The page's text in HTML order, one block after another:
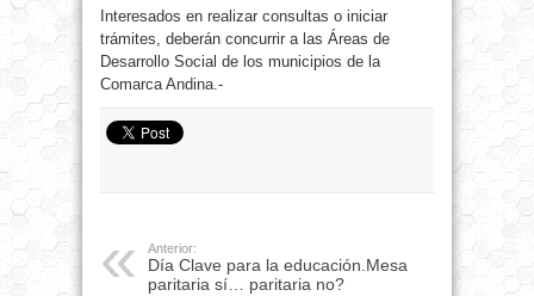
Interesados en realizar consultas o iniciar
trámites, deberán concurrir a las Áreas de
Desarrollo Social de los municipios de la
Comarca Andina.-
Anterior:
Día Clave para la educación.Mesa
paritaria sí… paritaria no?